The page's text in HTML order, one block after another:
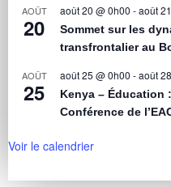
AOÛT
20
août 20 @ 0h00 -août
Sommet sur les
transfrontalier au
AOÛT
25
août 25 @ 0h00 -août
Kenya – Éducation
Conférence de
Voir le calendrier